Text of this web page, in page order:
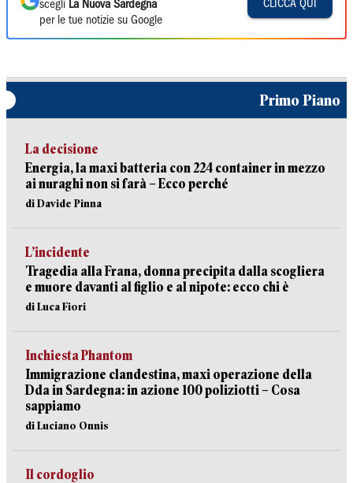
scegli La Nuova Sardegna
per le tue notizie su Google
CLICCA QUI
Primo Piano
La decisione
Energia, la maxi batteria con 224 container in mezzo
ai nuraghi non si farà – Ecco perché
di Davide Pinna
L’incidente
Tragedia alla Frana, donna precipita dalla scogliera
e muore davanti al figlio e al nipote: ecco chi è
di Luca Fiori
Inchiesta Phantom
Immigrazione clandestina, maxi operazione della
Dda in Sardegna: in azione 100 poliziotti – Cosa
sappiamo
di Luciano Onnis
Il cordoglio